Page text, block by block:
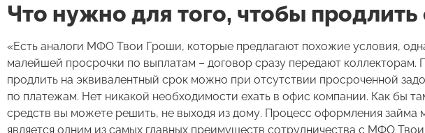
Что нужно для того, чтобы продлить
«Есть аналоги МФО Твои Гроши, которые предлагают похожие условия,
малейшей просрочки по выплатам – договор сразу передают коллекторам.
продлить на эквивалентный срок можно при отсутствии просроченной
по платежам. Нет никакой необходимости ехать в офис компании. Как бы
средств вы можете решить, не выходя из дому. Процесс оформления
является одним из самых главных преимуществ сотрудничества с МФО